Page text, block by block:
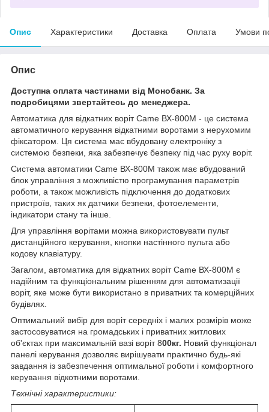
Опис Характеристики Доставка Оплата Умови
Опис
Доступна оплата частинами від Монобанк. За
подробицями звертайтесь до менеджера.
Автоматика для відкатних воріт Came ВХ-800М - це система
автоматичного керування відкатними воротами з нерухомим
фіксатором. Ця система має вбудовану електроніку з
системою безпеки, яка забезпечує безпеку під час руху воріт.
Система автоматики Came ВХ-800М також має вбудований
блок управління з можливістю програмування параметрів
роботи, а також можливість підключення до додаткових
пристроїв, таких як датчики безпеки, фотоелементи,
індикатори стану та інше.
Для управління ворітами можна використовувати пульт
дистанційного керування, кнопки настінного пульта або
кодову клавіатуру.
Загалом, автоматика для відкатних воріт Came ВХ-800М є
надійним та функціональним рішенням для автоматизації
воріт, яке може бути використано в приватних та комерційних
будівлях.
Оптимальний вибір для воріт середніх і малих розмірів може
застосовуватися на громадських і приватних житлових
об'єктах при максимальній вазі воріт 800кг. Новий функціонал
панелі керування дозволяє вирішувати практично будь-які
завдання із забезпечення оптимальної роботи і комфортного
керування відкотними воротами.
Технічні характеристики: